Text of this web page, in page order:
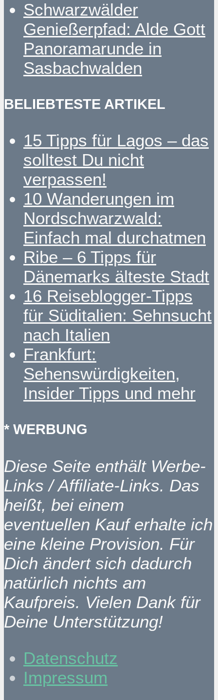
Schwarzwälder
Genießerpfad: Alde Gott
Panoramarunde in
Sasbachwalden
BELIEBTESTE ARTIKEL
15 Tipps für Lagos – das
solltest Du nicht
verpassen!
10 Wanderungen im
Nordschwarzwald:
Einfach mal durchatmen
Ribe – 6 Tipps für
Dänemarks älteste Stadt
16 Reiseblogger-Tipps
für Süditalien: Sehnsucht
nach Italien
Frankfurt:
Sehenswürdigkeiten,
Insider Tipps und mehr
* WERBUNG
Diese Seite enthält Werbe-
Links / Affiliate-Links. Das
heißt, bei einem
eventuellen Kauf erhalte ich
eine kleine Provision. Für
Dich ändert sich dadurch
natürlich nichts am
Kaufpreis. Vielen Dank für
Deine Unterstützung!
Datenschutz
Impressum